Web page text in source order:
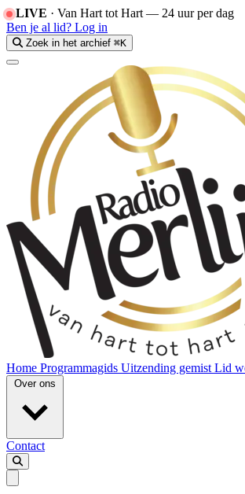
LIVE · Van Hart tot Hart — 24 uur per dag
Ben je al lid? Log in
Zoek in het archief ⌘K
Home Programmagids Uitzending gemist Lid
Over ons
Contact